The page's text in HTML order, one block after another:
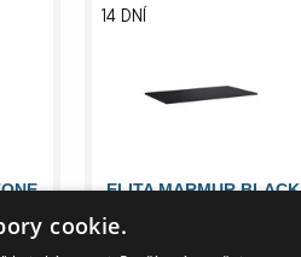
ELITA MARMUR BLACK
14 DNÍ
cookie.